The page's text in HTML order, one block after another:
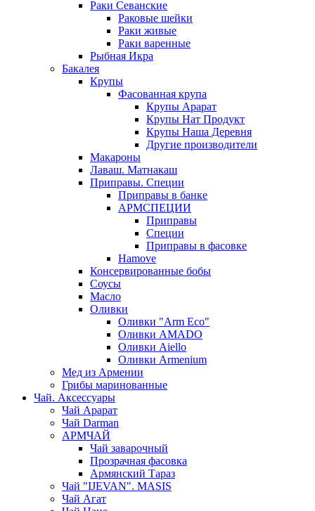
Раки Севанские
Раковые шейки
Раки живые
Раки варенные
Рыбная Икра
Бакалея
Крупы
Фасованная крупа
Крупы Арарат
Крупы Нат Продукт
Крупы Наша Деревня
Другие производители
Макароны
Лаваш. Матнакаш
Приправы. Специи
Приправы в банке
АРМСПЕЦИИ
Приправы
Специи
Приправы в фасовке
Hamove
Консервированные бобы
Соусы
Масло
Оливки
Оливки "Arm Eco"
Оливки AMADO
Оливки Aiello
Оливки Armenium
Мед из Армении
Грибы маринованные
Чай. Аксессуары
Чай Арарат
Чай Darman
АРМЧАЙ
Чай заварочный
Прозрачная фасовка
Армянский Тараз
Чай "IJEVAN". MASIS
Чай Агат